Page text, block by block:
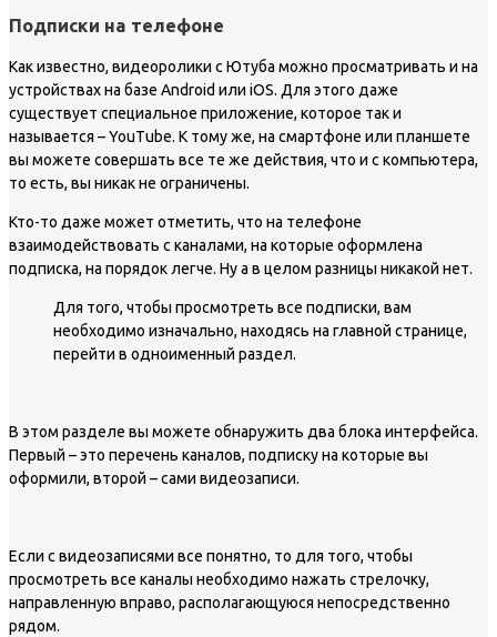
Подписки на телефоне
Как известно, видеоролики с Ютуба можно просматривать и на
устройствах на базе Android или iOS. Для этого даже
существует специальное приложение, которое так и
называется – YouTube. К тому же, на смартфоне или планшете
вы можете совершать все те же действия, что и с компьютера,
то есть, вы никак не ограничены.
Кто-то даже может отметить, что на телефоне
взаимодействовать с каналами, на которые оформлена
подписка, на порядок легче. Ну а в целом разницы никакой нет.
Для того, чтобы просмотреть все подписки, вам
необходимо изначально, находясь на главной странице,
перейти в одноименный раздел.
В этом разделе вы можете обнаружить два блока интерфейса.
Первый – это перечень каналов, подписку на которые вы
оформили, второй – сами видеозаписи.
Если с видеозаписями все понятно, то для того, чтобы
просмотреть все каналы необходимо нажать стрелочку,
направленную вправо, располагающуюся непосредственно
рядом.